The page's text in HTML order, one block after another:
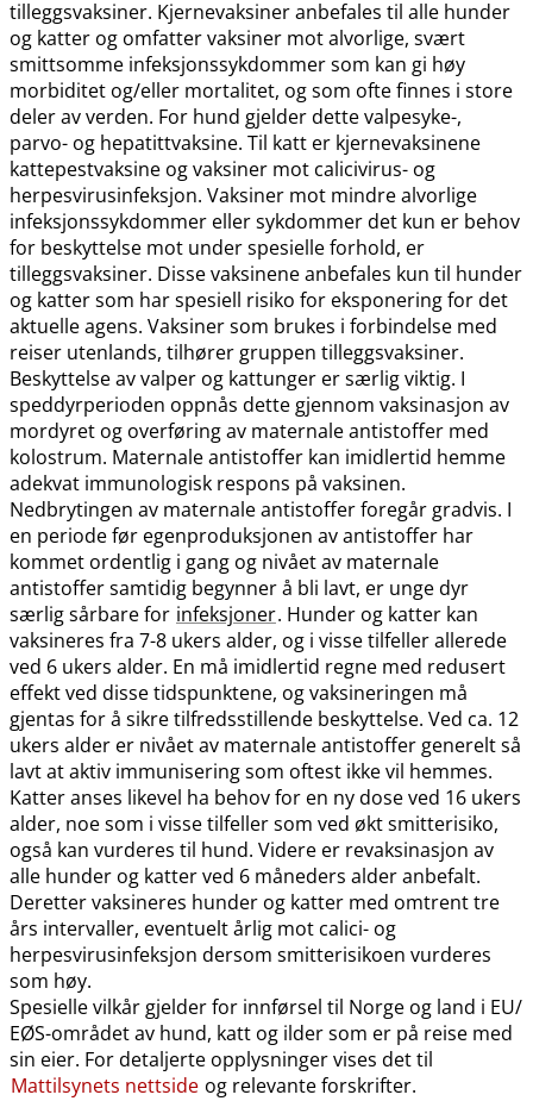
tilleggsvaksiner. Kjernevaksiner anbefales til alle hunder
og katter og omfatter vaksiner mot alvorlige, svært
smittsomme infeksjonssykdommer som kan gi høy
morbiditet og​/​eller mortalitet, og som ofte finnes i store
deler av verden. For hund gjelder dette valpesyke-,
parvo- og hepatittvaksine. Til katt er kjernevaksinene
kattepestvaksine og vaksiner mot calicivirus- og
herpesvirusinfeksjon. Vaksiner mot mindre alvorlige
infeksjonssykdommer eller sykdommer det kun er behov
for beskyttelse mot under spesielle forhold, er
tilleggsvaksiner. Disse vaksinene anbefales kun til hunder
og katter som har spesiell risiko for eksponering for det
aktuelle agens. Vaksiner som brukes i forbindelse med
reiser utenlands, tilhører gruppen tilleggsvaksiner.
Beskyttelse av valper og kattunger er særlig viktig. I
speddyrperioden oppnås dette gjennom vaksinasjon av
mordyret og overføring av maternale antistoffer med
kolostrum. Maternale antistoffer kan imidlertid hemme
adekvat immunologisk respons på vaksinen.
Nedbrytingen av maternale antistoffer foregår gradvis. I
en periode før egenproduksjonen av antistoffer har
kommet ordentlig i gang og nivået av maternale
antistoffer samtidig begynner å bli lavt, er unge dyr
særlig sårbare for infeksjoner. Hunder og katter kan
vaksineres fra 7-8 ukers alder, og i visse tilfeller allerede
ved 6 ukers alder. En må imidlertid regne med redusert
effekt ved disse tidspunktene, og vaksineringen må
gjentas for å sikre tilfredsstillende beskyttelse. Ved ca. 12
ukers alder er nivået av maternale antistoffer generelt så
lavt at aktiv immunisering som oftest ikke vil hemmes.
Katter anses likevel ha behov for en ny dose ved 16 ukers
alder, noe som i visse tilfeller som ved økt smitterisiko,
også kan vurderes til hund. Videre er revaksinasjon av
alle hunder og katter ved 6 måneders alder anbefalt.
Deretter vaksineres hunder og katter med omtrent tre
års intervaller, eventuelt årlig mot calici- og
herpesvirusinfeksjon dersom smitterisikoen vurderes
som høy.
Spesielle vilkår gjelder for innførsel til Norge og land i EU​/​
EØS-området av hund, katt og ilder som er på reise med
sin eier. For detaljerte opplysninger vises det til
Mattilsynets nettside og relevante forskrifter.